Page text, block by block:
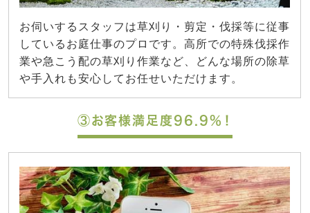
お伺いするスタッフは草刈り・剪定・伐採等に従事
しているお庭仕事のプロです。高所での特殊伐採作
業や急こう配の草刈り作業など、どんな場所の除草
や手入れも安心してお任せいただけます。
③お客様満足度96.9%！